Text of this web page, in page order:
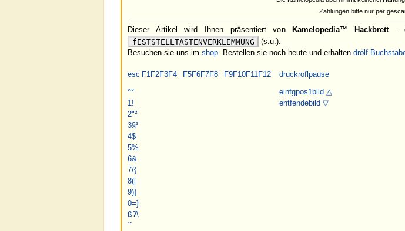
Zahlungen bitte nur per
Dieser Artikel wird Ihnen präsentiert von Kamelopedia™ Hackbrett-
fESTSTELLTASTENVERKLEMMUNG
(s.u.).
Besuchen sie uns im shop. Bestellen sie noch heute und erhalten drölf
esc F1 F2F3F4 F5F6F7F8 F9F10F11 F12 druckroflpause
^°
1 !
2"²
3§³
4$
5%
6&
7/{
8([
9)]
0=}
ß?\
´`
einfgpos1bild △
entfendebild ▽